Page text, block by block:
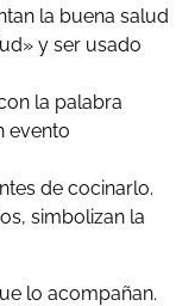
la buena salud
y ser usado
la palabra
evento
de cocinarlo.
simbolizan la
lo acompañan.